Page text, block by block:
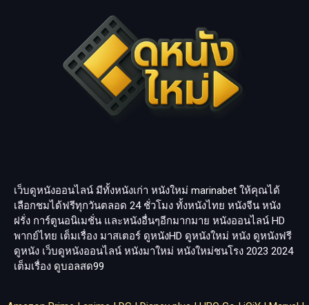
เว็บดูหนังออนไลน์ มีทั้งหนังเก่า หนังใหม่ marinabet ให้คุณได้
เลือกชมได้ฟรีทุกวันตลอด 24 ชั่วโมง ทั้งหนังไทย หนังจีน หนัง
ฝรั่ง การ์ตูนอนิเมชั่น และหนังอื่นๆอีกมากมาย หนังออนไลน์ HD
พากย์ไทย เต็มเรื่อง มาสเตอร์ ดูหนังHD ดูหนังใหม่ หนัง ดูหนังฟรี
ดูหนัง เว็บดูหนังออนไลน์ หนังมาใหม่ หนังใหม่ชนโรง 2023 2024
เต็มเรื่อง ดูบอลสด99